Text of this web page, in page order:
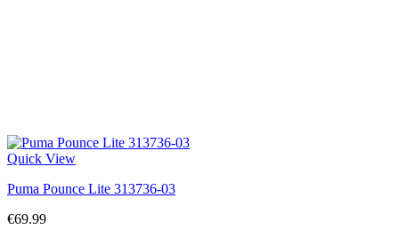
Quick View
Puma Pounce Lite 313736-03
€69.99